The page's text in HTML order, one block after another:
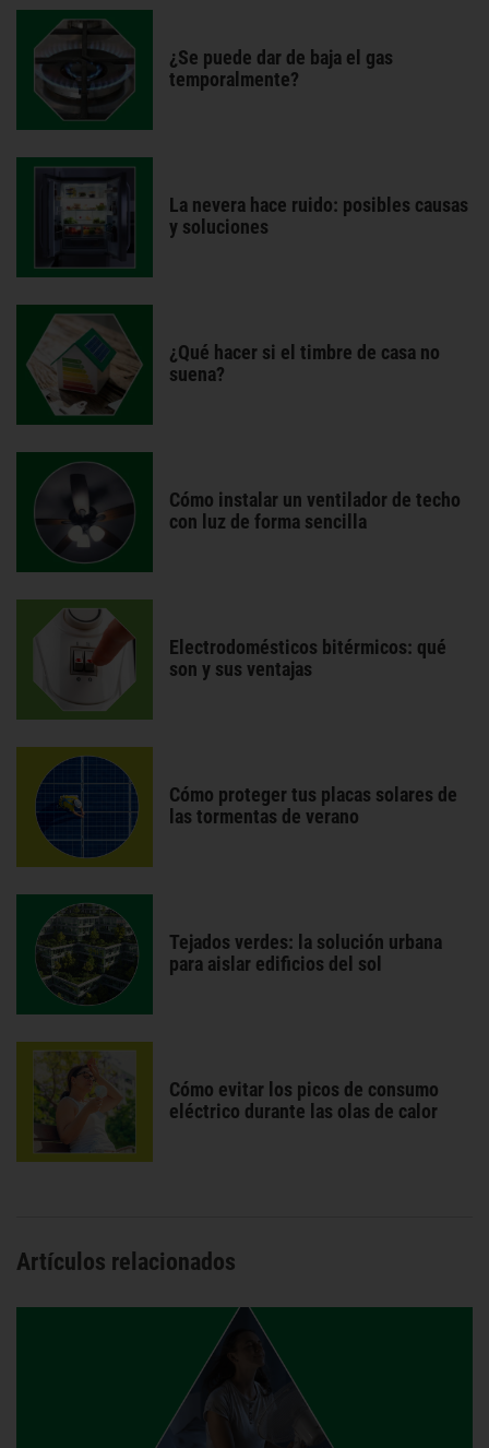
¿Se puede dar de baja el gas
temporalmente?
La nevera hace ruido: posibles causas
y soluciones
¿Qué hacer si el timbre de casa no
suena?
Cómo instalar un ventilador de techo
con luz de forma sencilla
Electrodomésticos bitérmicos: qué
son y sus ventajas
Cómo proteger tus placas solares de
las tormentas de verano
Tejados verdes: la solución urbana
para aislar edificios del sol
Cómo evitar los picos de consumo
eléctrico durante las olas de calor
Artículos relacionados